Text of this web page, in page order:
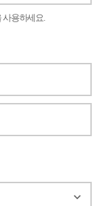
용하세요.
keyboard_arrow_down